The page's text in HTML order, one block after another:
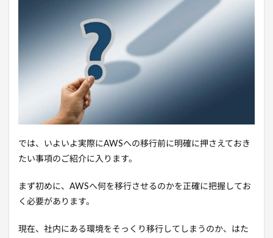
では、いよいよ実際にAWSへの移行前に明確に押さえておき
たい事項のご紹介に入ります。
まず初めに、AWSへ何を移行させるのかを正確に把握してお
く必要があります。
現在、社内にある環境をそっくり移行してしまうのか、はた